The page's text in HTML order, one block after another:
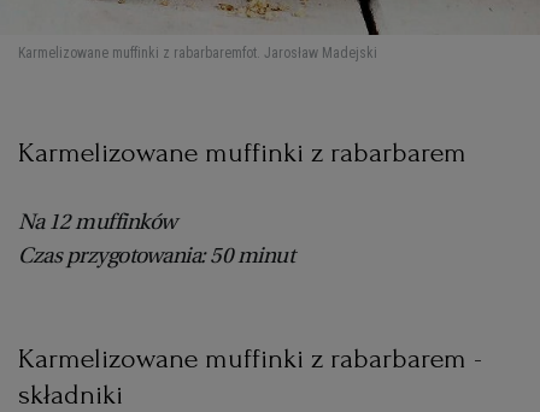
Karmelizowane muffinki z rabarbaremfot. Jarosław Madejski
Karmelizowane muffinki z rabarbarem
Na 12 muffinków
Czas przygotowania: 50 minut
Karmelizowane muffinki z rabarbarem -
składniki